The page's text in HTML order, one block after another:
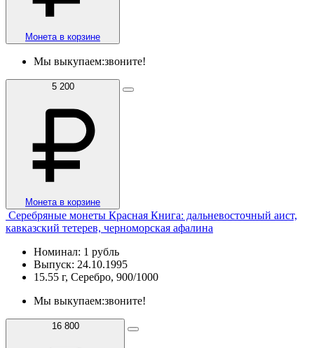
Монета в корзине
Мы выкупаем:звоните!
5 200
Монета в корзине
Серебряные монеты Красная Книга: дальневосточный аист,
кавказский тетерев, черноморская афалина
Номинал: 1 рубль
Выпуск: 24.10.1995
15.55 г, Серебро, 900/1000
Мы выкупаем:звоните!
16 800